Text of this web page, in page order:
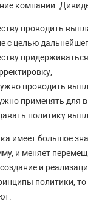
компании.
проводить
с целью
проводить
применять для
политику
имеет большое
и меняет
и
политики,